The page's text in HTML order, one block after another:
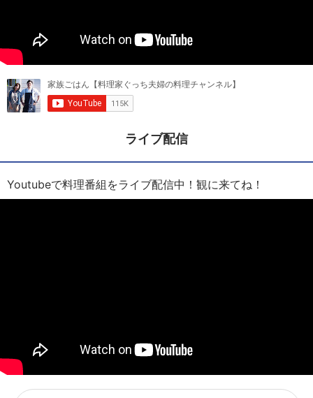
ライブ配信
Youtubeで料理番組をライブ配信中！観に来てね！